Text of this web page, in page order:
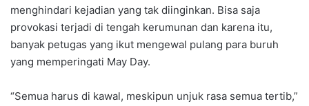
menghindari kejadian yang tak diinginkan. Bisa saja
provokasi terjadi di tengah kerumunan dan karena itu,
banyak petugas yang ikut mengewal pulang para buruh
yang memperingati May Day.
“Semua harus di kawal, meskipun unjuk rasa semua tertib,”